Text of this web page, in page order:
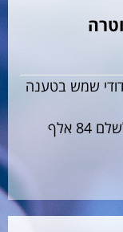
שמש בטענה
השופט דחה את מעסיקיה וחייב אותם לשלם 84 אלף